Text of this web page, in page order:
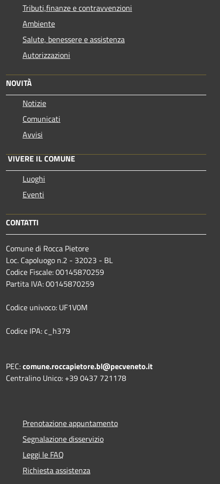
Tributi,finanze e contravvenzioni
Ambiente
Salute, benessere e assistenza
Autorizzazioni
NOVITÀ
Notizie
Comunicati
Avvisi
VIVERE IL COMUNE
Luoghi
Eventi
CONTATTI
Comune di Rocca Pietore
Loc. Capoluogo n.2 - 32023 - BL
Codice Fiscale: 00145870259
Partita IVA: 00145870259
Codice univoco: UF1V0M
Codice IPA: c_h379
PEC:comune.roccapietore.bl@pecveneto.it
Centralino Unico: +39 0437 721178
Prenotazione appuntamento
Segnalazione disservizio
Leggi le FAQ
Richiesta assistenza